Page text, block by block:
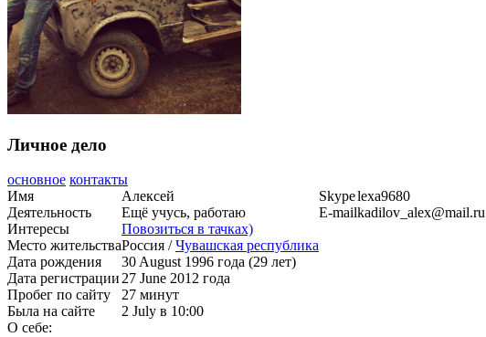
Личное дело
основное контакты
Имя
Алексей
Деятельность
Ещё учусь, работаю
Интересы
Повозиться в тачках)
Место жительстваРоссия /Чувашская республика
Дата рождения
30 August 1996 года (29 лет)
Дата регистрации27 June 2012 года
Пробег по сайту
27 минут
Была на сайте
2 July в 10:00
Skypelexa9680
E-mailkadilov_alex@mail.ru
О себе: